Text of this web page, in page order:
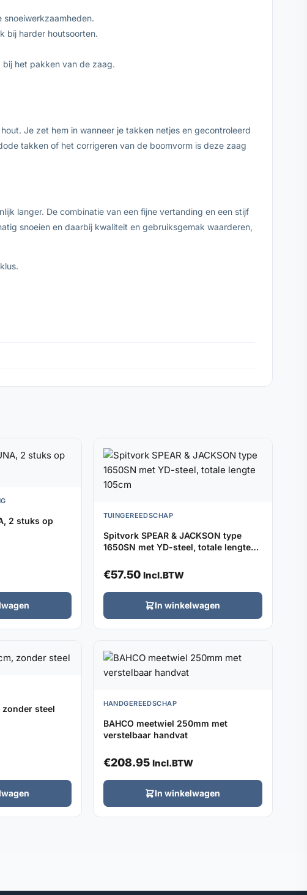
bij harder houtsoorten.
het pakken van de zaag.
Je zet hem in wanneer je takken netjes en gecontroleerd
takken of het corrigeren van de boomvorm is deze zaag
langer. De combinatie van een fijne vertanding en een stijf
snoeien en daarbij kwaliteit en gebruiksgemak waarderen,
2 stuks op
TUINGEREEDSCHAP
Spitvork SPEAR & JACKSON type
1650SN met YD-steel, totale lengte
€57.50 Incl.BTW
In winkelwagen
zonder steel HANDGEREEDSCHAP
BAHCO meetwiel 250mm met
verstelbaar handvat
€208.95 Incl.BTW
In winkelwagen